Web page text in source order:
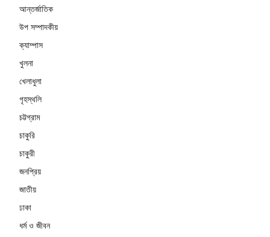
আন্তর্জাতিক
উপ সম্পাদকীয়
ক্যাম্পাস
খুলনা
খেলাধুলা
গৃহস্থলি
চট্টগ্রাম
চাকুরি
চাকুরী
জনপ্রিয়
জাতীয়
ঢাকা
ধর্ম ও জীবন